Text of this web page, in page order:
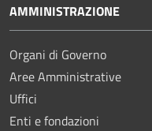
AMMINISTRAZIONE
Organi di Governo
Aree Amministrative
Uffici
Enti e fondazioni